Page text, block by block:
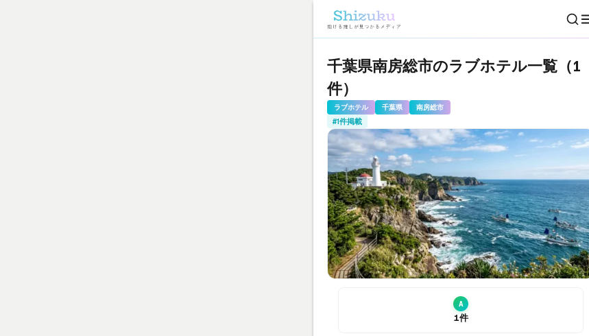
千葉県南房総市のラブホテル一覧（1
件）
ラブホテル 千葉県 南房総市
#1件掲載
A
1件